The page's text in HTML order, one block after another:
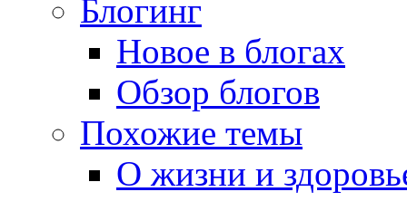
Блогинг
Новое в блогах
Обзор блогов
Похожие темы
О жизни и